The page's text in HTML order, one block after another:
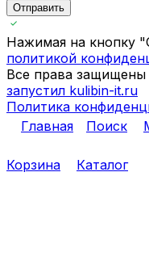
Отправить
Нажимая на кнопку
политикой
Все права
запустил kulibin-it.ru
Политика
Главная
Поиск
Корзина Каталог